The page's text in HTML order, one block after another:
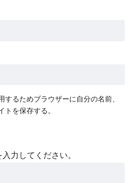
するためブラウザーに自分の名前、
トを保存する。
力してください。